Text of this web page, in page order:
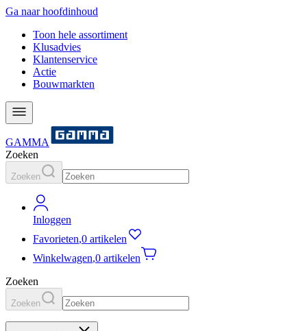
Ga naar hoofdinhoud
Toon hele assortiment
Klusadvies
Klantenservice
Actie
Bouwmarkten
GAMMA
Zoeken
Zoeken
Inloggen
Favorieten,0 artikelen
Winkelwagen,0 artikelen
Zoeken
Zoeken